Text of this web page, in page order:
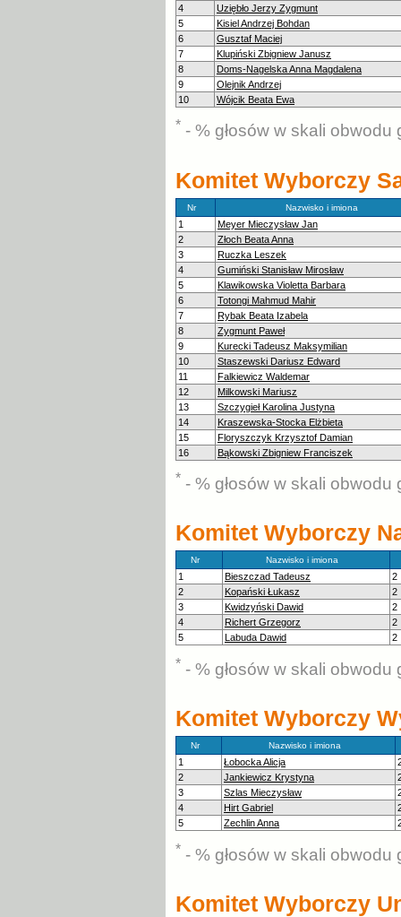
4
Uziębło Jerzy Zygmunt
5
Kisiel Andrzej Bohdan
6
Gusztaf Maciej
7
Klupiński Zbigniew Janusz
8
Doms-Nagelska Anna Magdalena
9
Olejnik Andrzej
10
Wójcik Beata Ewa
* - % głosów w skali obwodu
Komitet Wyborczy
Nr Nazwisko i imiona
1
Meyer Mieczysław Jan
2
Złoch Beata Anna
3
Ruczka Leszek
4
Gumiński Stanisław Mirosław
5
Klawikowska Violetta Barbara
6
Totongi Mahmud Mahir
7
Rybak Beata Izabela
8
Zygmunt Paweł
9
Kurecki Tadeusz Maksymilian
10
Staszewski Dariusz Edward
11
Falkiewicz Waldemar
12
Milkowski Mariusz
13
Szczygieł Karolina Justyna
14
Kraszewska-Stocka Elżbieta
15
Floryszczyk Krzysztof Damian
16
Bąkowski Zbigniew Franciszek
* - % głosów w skali obwodu
Komitet Wyborczy
Nr Nazwisko i imiona
1 Bieszczad Tadeusz
2
2
Kopański Łukasz
2
3
Kwidzyński Dawid
2
4
Richert Grzegorz
2
5
Labuda Dawid 2
* - % głosów w skali obwodu
Komitet Wyborczy
Nr Nazwisko i imiona
1 Łobocka Alicja
2
Jankiewicz Krystyna
3
Szlas Mieczysław
4
Hirt Gabriel
5
Zechlin Anna
* - % głosów w skali obwodu
Komitet Wyborczy